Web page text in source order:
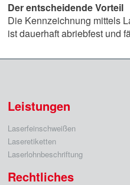
Der entscheidende Vorteil
Die Kennzeichnung mittels
ist dauerhaft abriebfest und
Leistungen
Laserfeinschweißen
Laseretiketten
Laserlohnbeschriftung
Rechtliches